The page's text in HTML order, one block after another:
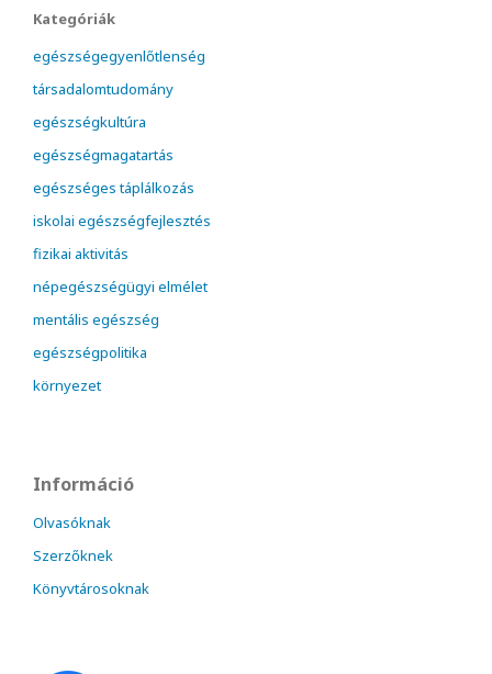
Kategóriák
egészségegyenlőtlenség
társadalomtudomány
egészségkultúra
egészségmagatartás
egészséges táplálkozás
iskolai egészségfejlesztés
fizikai aktivitás
népegészségügyi elmélet
mentális egészség
egészségpolitika
környezet
Információ
Olvasóknak
Szerzőknek
Könyvtárosoknak